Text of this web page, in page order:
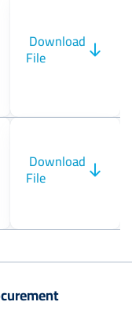
Download
File
Download
File